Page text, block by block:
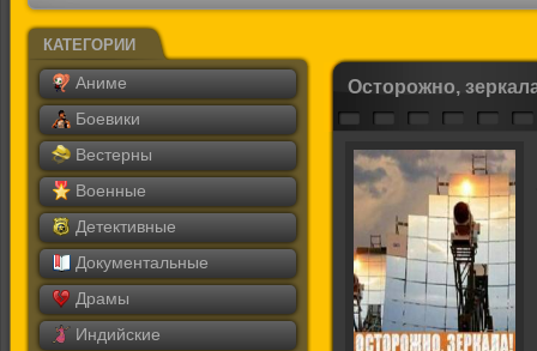
КАТЕГОРИИ
Аниме
Боевики
Вестерны
Военные
Детективные
Документальные
Драмы
Индийские
Осторожно,